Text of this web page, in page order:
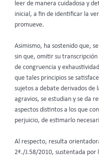
leer de manera cuidadosa y
inicial, a fin de identificar la
promueve.
Asimismo, ha sostenido que,
sin que, omitir su
de congruencia y
que tales principios se
sujetos a debate derivados de
agravios, se estudian y se da
aspectos distintos a los que
perjuicio, de estimarlo
Al respecto, resulta
2ª./J.58/2010, sustentada por